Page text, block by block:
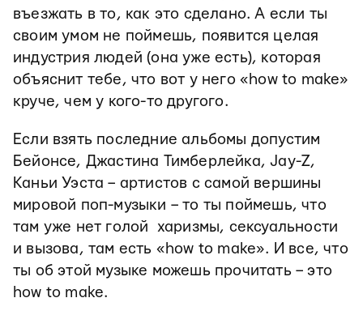
въезжать в то, как это сделано. А если ты
своим умом не поймешь, появится целая
индустрия людей (она уже есть), которая
объяснит тебе, что вот у него «how to make»
круче, чем у кого-то другого.
Если взять последние альбомы допустим
Бейонсе, Джастина Тимберлейка, Jay-Z,
Каньи Уэста – артистов с самой вершины
мировой поп-музыки – то ты поймешь, что
там уже нет голой харизмы, сексуальности
и вызова, там есть «how to make». И все, что
ты об этой музыке можешь прочитать – это
how to make.